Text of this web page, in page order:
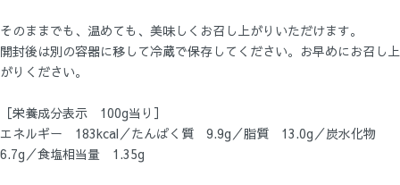
そのままでも、温めても、美味しくお召し上がりいただけます。
開封後は別の容器に移して冷蔵で保存してください。お早めにお召し上
がりください。
［栄養成分表示 100g当り］
エネルギー 183kcal／たんぱく質 9.9g／脂質 13.0g／炭水化物
6.7g／食塩相当量 1.35g